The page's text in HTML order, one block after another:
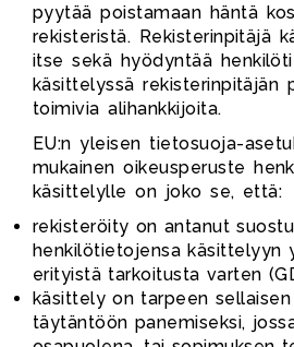
pyytää poistamaan häntä
rekisteristä. Rekisterinpitäjä
itse sekä hyödyntää
käsittelyssä rekisterinpitäjän
toimivia alihankkijoita.
EU:n yleisen tietosuoja-
mukainen oikeusperuste
käsittelylle on joko se, että:
rekisteröity on antanut
henkilötietojensa käsittelyyn
erityistä tarkoitusta varten
käsittely on tarpeen
täytäntöön panemiseksi,